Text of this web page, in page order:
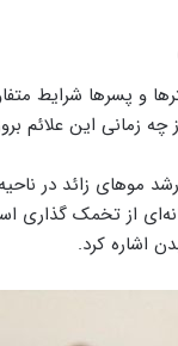
و پسرها شرایط
زمانی این علائم
موهای زائد در
از تخمک گذاری
اشاره کرد.